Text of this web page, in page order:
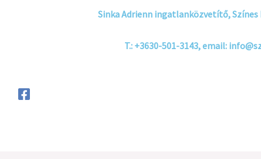
Sinka Adrienn ingatlanközvetítő,
T.: +3630-501-3143, email: